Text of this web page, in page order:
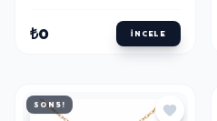
₺0 İNCELE
SON 5!